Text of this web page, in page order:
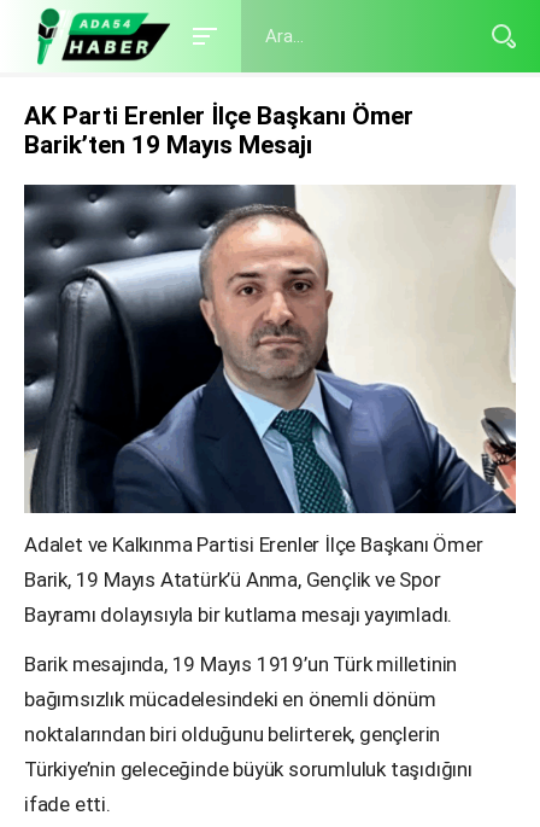
AK Parti Erenler İlçe Başkanı Ömer
Barik’ten 19 Mayıs Mesajı
Adalet ve Kalkınma Partisi Erenler İlçe Başkanı Ömer
Barik, 19 Mayıs Atatürk’ü Anma, Gençlik ve Spor
Bayramı dolayısıyla bir kutlama mesajı yayımladı.
Barik mesajında, 19 Mayıs 1919’un Türk milletinin
bağımsızlık mücadelesindeki en önemli dönüm
noktalarından biri olduğunu belirterek, gençlerin
Türkiye’nin geleceğinde büyük sorumluluk taşıdığını
ifade etti.